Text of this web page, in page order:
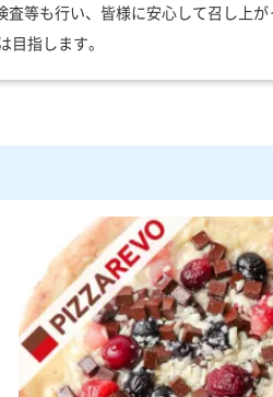
査等も行い、皆様に安心して召し上
目指します。